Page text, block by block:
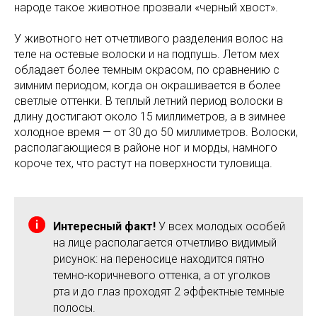
народе такое животное прозвали «черный хвост».
У животного нет отчетливого разделения волос на
теле на остевые волоски и на подпушь. Летом мех
обладает более темным окрасом, по сравнению с
зимним периодом, когда он окрашивается в более
светлые оттенки. В теплый летний период волоски в
длину достигают около 15 миллиметров, а в зимнее
холодное время — от 30 до 50 миллиметров. Волоски,
располагающиеся в районе ног и морды, намного
короче тех, что растут на поверхности туловища.
Интересный факт! У всех молодых особей
на лице располагается отчетливо видимый
рисунок: на переносице находится пятно
темно-коричневого оттенка, а от уголков
рта и до глаз проходят 2 эффектные темные
полосы.